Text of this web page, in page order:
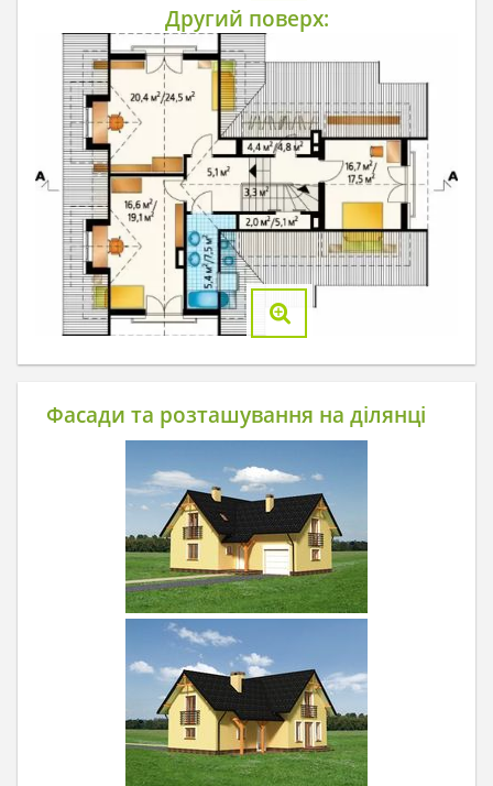
Другий поверх:
Фасади та розташування на ділянці